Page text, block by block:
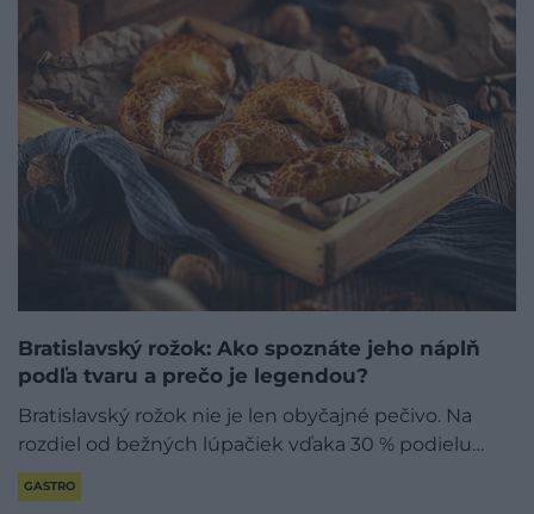
Bratislavský rožok: Ako spoznáte jeho náplň
podľa tvaru a prečo je legendou?
Bratislavský rožok nie je len obyčajné pečivo. Na
rozdiel od bežných lúpačiek vďaka 30 % podielu…
GASTRO